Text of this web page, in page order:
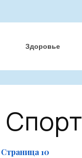
Здоровье
Спорт
Страница 10